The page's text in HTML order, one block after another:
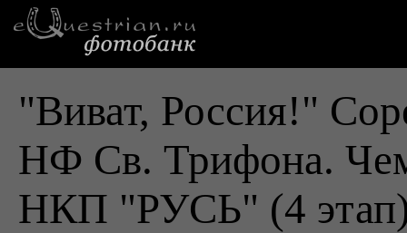
"Виват, Россия!"
НФ Св. Трифона.
НКП "РУСЬ" (4